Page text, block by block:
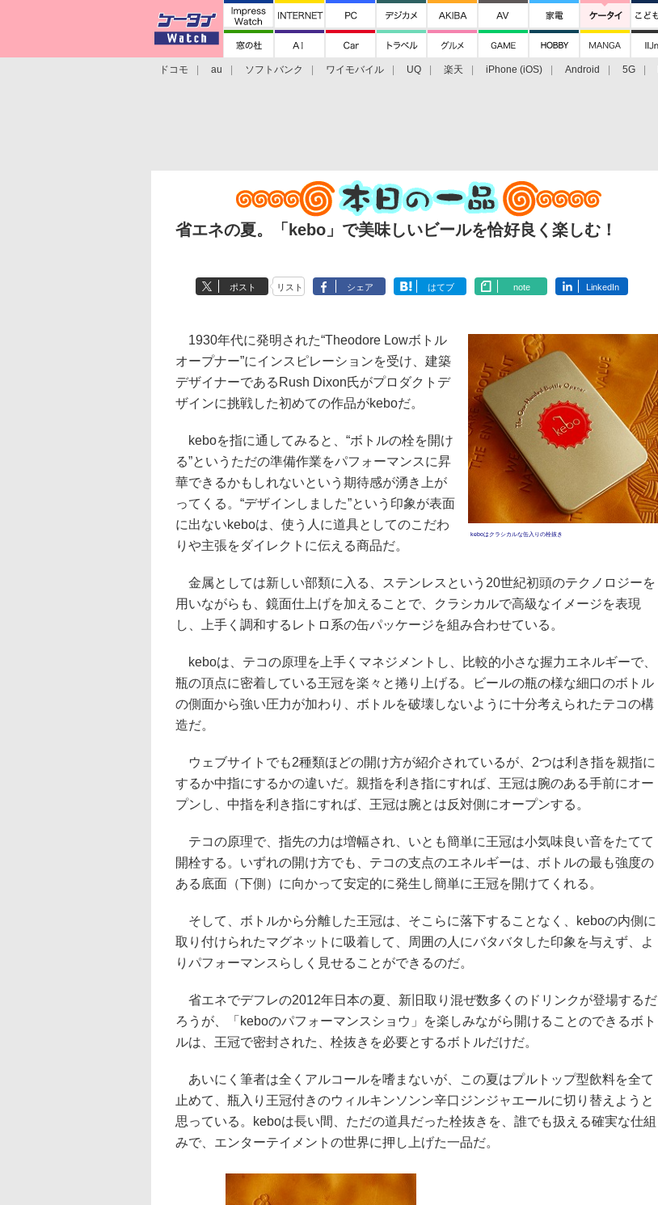
ドコモ au ソフトバンク ワイモバイル UQ 楽天 iPhone (iOS) Android 5G
省エネの夏。「kebo」で美味しいビールを恰好良く楽しむ！
ポスト リスト シェア はてブ note LinkedIn
keboはクラシカルな缶入りの栓抜き
1930年代に発明された“Theodore Lowボトル
オープナー”にインスピレーションを受け、建築
デザイナーであるRush Dixon氏がプロダクトデ
ザインに挑戦した初めての作品がkeboだ。
keboを指に通してみると、“ボトルの栓を開け
る”というただの準備作業をパフォーマンスに昇
華できるかもしれないという期待感が湧き上が
ってくる。“デザインしました”という印象が表面
に出ないkeboは、使う人に道具としてのこだわ
りや主張をダイレクトに伝える商品だ。
金属としては新しい部類に入る、ステンレスという20世紀初頭のテクノロジーを
用いながらも、鏡面仕上げを加えることで、クラシカルで高級なイメージを表現
し、上手く調和するレトロ系の缶パッケージを組み合わせている。
keboは、テコの原理を上手くマネジメントし、比較的小さな握力エネルギーで、
瓶の頂点に密着している王冠を楽々と捲り上げる。ビールの瓶の様な細口のボトル
の側面から強い圧力が加わり、ボトルを破壊しないように十分考えられたテコの構
造だ。
ウェブサイトでも2種類ほどの開け方が紹介されているが、2つは利き指を親指に
するか中指にするかの違いだ。親指を利き指にすれば、王冠は腕のある手前にオー
プンし、中指を利き指にすれば、王冠は腕とは反対側にオープンする。
テコの原理で、指先の力は増幅され、いとも簡単に王冠は小気味良い音をたてて
開栓する。いずれの開け方でも、テコの支点のエネルギーは、ボトルの最も強度の
ある底面（下側）に向かって安定的に発生し簡単に王冠を開けてくれる。
そして、ボトルから分離した王冠は、そこらに落下することなく、keboの内側に
取り付けられたマグネットに吸着して、周囲の人にバタバタした印象を与えず、よ
りパフォーマンスらしく見せることができるのだ。
省エネでデフレの2012年日本の夏、新旧取り混ぜ数多くのドリンクが登場するだ
ろうが、「keboのパフォーマンスショウ」を楽しみながら開けることのできるボト
ルは、王冠で密封された、栓抜きを必要とするボトルだけだ。
あいにく筆者は全くアルコールを嗜まないが、この夏はプルトップ型飲料を全て
止めて、瓶入り王冠付きのウィルキンソンン辛口ジンジャエールに切り替えようと
思っている。keboは長い間、ただの道具だった栓抜きを、誰でも扱える確実な仕組
みで、エンターテイメントの世界に押し上げた一品だ。